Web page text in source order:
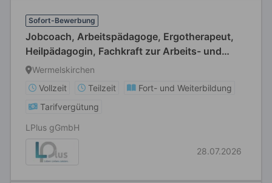
Sofort-Bewerbung
Jobcoach, Arbeitspädagoge, Ergotherapeut,
Heilpädagogin, Fachkraft zur Arbeits- und
Berufsförderung oder Heilerziehungspfleger
Wermelskirchen
Vollzeit
Teilzeit
Fort- und Weiterbildung
Tarifvergütung
LPlus gGmbH
28.07.2026